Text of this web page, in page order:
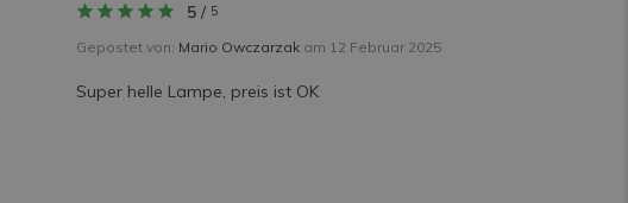
5 / 5
Gepostet von: Mario Owczarzak am 12 Februar 2025
Super helle Lampe, preis ist OK